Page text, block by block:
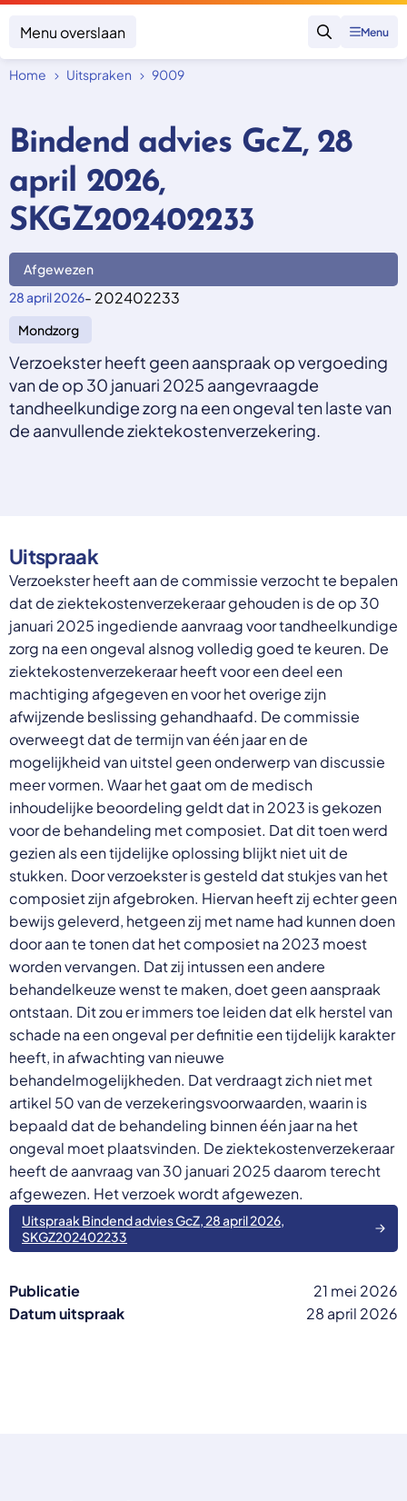
Menu overslaan
Zoeken
Menu
Onderwerpen
Zorgverzekering afsluiten
Zorgverzekering betalen
Vergoeding van zorg
Zorg in het buitenland
Geen zorgverzekering
Overheid moet proactief
ondersteuning bieden bij schulden, niet
straffen
Schrap de opslag op de zorgpremie voor mensen die
niet kunnen betalen en bied proactieve
ondersteuning, zoals automatische zorgtoeslag. Zo
voorkomt de overheid schulden, vermindert stress
en blijft noodzakelijke zorg toegankelijk.
Lees meer
Focus en impact
Uitspraken
Over SKGZ
Nieuws
Casussen
Vacatures
Contact
Select a language
български
Українська
русский
Espanol
Francais
Home Uitspraken 9009
Bindend advies GcZ, 28
april 2026,
SKGZ202402233
Afgewezen
28 april 2026- 202402233
Mondzorg
Verzoekster heeft geen aanspraak op vergoeding
van de op 30 januari 2025 aangevraagde
tandheelkundige zorg na een ongeval ten laste van
de aanvullende ziektekostenverzekering.
Uitspraak
Verzoekster heeft aan de commissie verzocht te bepalen
dat de ziektekostenverzekeraar gehouden is de op 30
januari 2025 ingediende aanvraag voor tandheelkundige
zorg na een ongeval alsnog volledig goed te keuren. De
ziektekostenverzekeraar heeft voor een deel een
machtiging afgegeven en voor het overige zijn
afwijzende beslissing gehandhaafd. De commissie
overweegt dat de termijn van één jaar en de
mogelijkheid van uitstel geen onderwerp van discussie
meer vormen. Waar het gaat om de medisch
inhoudelijke beoordeling geldt dat in 2023 is gekozen
voor de behandeling met composiet. Dat dit toen werd
gezien als een tijdelijke oplossing blijkt niet uit de
stukken. Door verzoekster is gesteld dat stukjes van het
composiet zijn afgebroken. Hiervan heeft zij echter geen
bewijs geleverd, hetgeen zij met name had kunnen doen
door aan te tonen dat het composiet na 2023 moest
worden vervangen. Dat zij intussen een andere
behandelkeuze wenst te maken, doet geen aanspraak
ontstaan. Dit zou er immers toe leiden dat elk herstel van
schade na een ongeval per definitie een tijdelijk karakter
heeft, in afwachting van nieuwe
behandelmogelijkheden. Dat verdraagt zich niet met
artikel 50 van de verzekeringsvoorwaarden, waarin is
bepaald dat de behandeling binnen één jaar na het
ongeval moet plaatsvinden. De ziektekostenverzekeraar
heeft de aanvraag van 30 januari 2025 daarom terecht
afgewezen. Het verzoek wordt afgewezen.
Uitspraak Bindend advies GcZ, 28 april 2026,
SKGZ202402233
Publicatie
21 mei 2026
Datum uitspraak
28 april 2026